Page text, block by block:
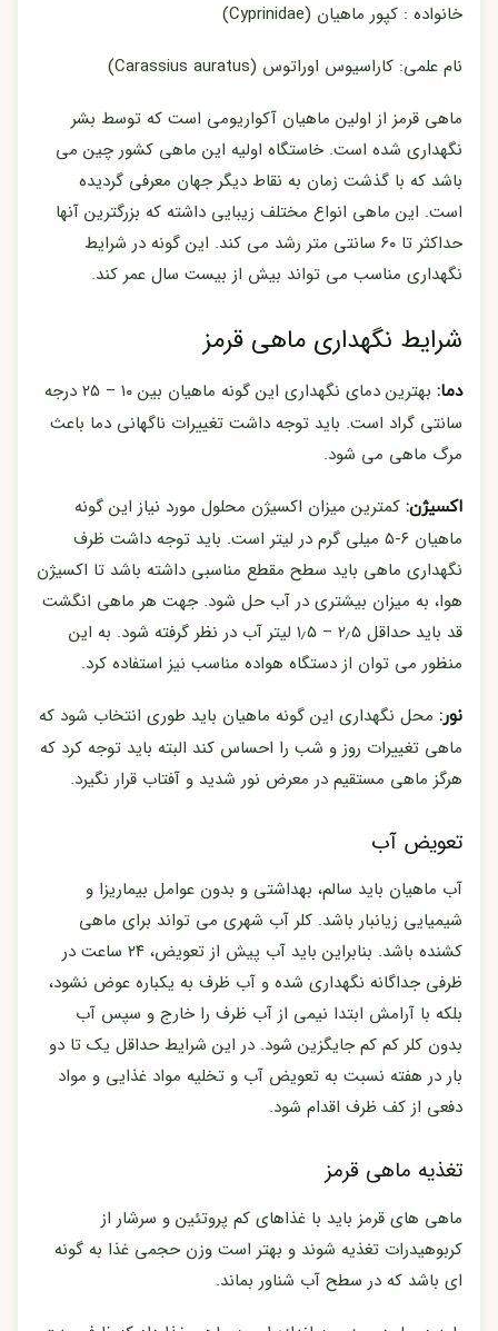
خانواده : کپور ماهیان (Cyprinidae)
نام علمی: کاراسیوس اوراتوس (Carassius auratus)
ماهی قرمز از اولین ماهیان آکواریومی است که توسط بشر
نگهداری شده است. خاستگاه اولیه این ماهی کشور چین می
باشد که با گذشت زمان به نقاط دیگر جهان معرفی گردیده
است. این ماهی انواع مختلف زیبایی داشته که بزرگترین آنها
حداکثر تا ۶۰ سانتی متر رشد می کند. این گونه در شرایط
نگهداری مناسب می تواند بیش از بیست سال عمر کند.
شرایط نگهداری ماهی قرمز
دما:
بهترین دمای نگهداری این گونه ماهیان بین ۱۰ – ۲۵ درجه
سانتی گراد است. باید توجه داشت تغییرات ناگهانی دما باعث
مرگ ماهی می شود.
اکسیژن: کمترین میزان اکسیژن محلول مورد نیاز این گونه
ماهیان ۶-۵ میلی گرم در لیتر است. باید توجه داشت ظرف
نگهداری ماهی باید سطح مقطع مناسبی داشته باشد تا اکسیژن
هوا، به میزان بیشتری در آب حل شود. جهت هر ماهی انگشت
قد باید حداقل ۲٫۵ – ۱٫۵ لیتر آب در نظر گرفته شود. به این
منظور می توان از دستگاه هواده مناسب نیز استفاده کرد.
نور: محل نگهداری این گونه ماهیان باید طوری انتخاب شود که
ماهی تغییرات روز و شب را احساس کند البته باید توجه کرد که
هرگز ماهی مستقیم در معرض نور شدید و آفتاب قرار نگیرد.
تعویض آب
آب ماهیان باید سالم، بهداشتی و بدون عوامل بیماریزا و
شیمیایی زیانبار باشد. کلر آب شهری می تواند برای ماهی
کشنده باشد. بنابراین باید آب پیش از تعویض، ۲۴ ساعت در
ظرفی جداگانه نگهداری شده و آب ظرف به یکباره عوض نشود،
بلکه با آرامش ابتدا نیمی از آب ظرف را خارج و سپس آب
بدون کلر کم کم جایگزین شود. در این شرایط حداقل یک تا دو
بار در هفته نسبت به تعویض آب و تخلیه مواد غذایی و مواد
دفعی از کف ظرف اقدام شود.
تغذیه ماهی قرمز
ماهی های قرمز باید با غذاهای کم پروتئین و سرشار از
کربوهیدرات تغذیه شوند و بهتر است وزن حجمی غذا به گونه
ای باشد که در سطح آب شناور بماند.